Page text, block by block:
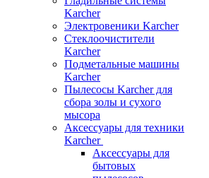
Karcher
Электровеники Karcher
Стеклоочистители
Karcher
Подметальные машины
Karcher
Пылесосы Karcher для
сбора золы и сухого
мысора
Аксессуары для техники
Karcher
Аксессуары для
бытовых